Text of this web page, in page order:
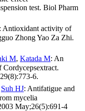
test. Biol Pharm
: Antioxidant activity of
Zhong Yao Za Zhi.
M, Katada M: An
Cordycepsextract.
6.
Suh HJ: Antifatigue and
mycelia
May;26(5):691-4